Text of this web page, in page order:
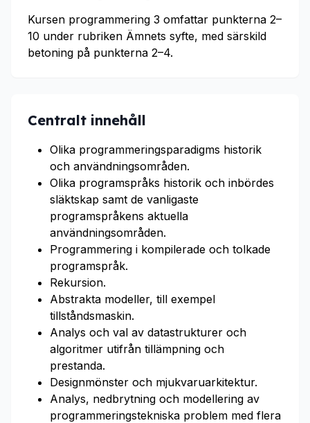
Kursen programmering 3 omfattar punkterna 2–
10 under rubriken Ämnets syfte, med särskild
betoning på punkterna 2–4.
Centralt innehåll
Olika programmeringsparadigms historik
och användningsområden.
Olika programspråks historik och inbördes
släktskap samt de vanligaste
programspråkens aktuella
användningsområden.
Programmering i kompilerade och tolkade
programspråk.
Rekursion.
Abstrakta modeller, till exempel
tillståndsmaskin.
Analys och val av datastrukturer och
algoritmer utifrån tillämpning och
prestanda.
Designmönster och mjukvaruarkitektur.
Analys, nedbrytning och modellering av
programmeringstekniska problem med flera